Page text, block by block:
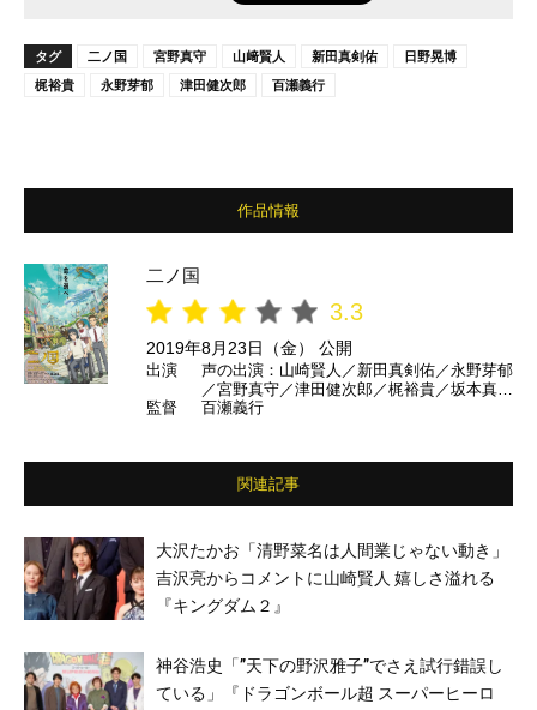
タグ 二ノ国 宮野真守 山﨑賢人 新田真剣佑
日野晃博
梶裕貴
永野芽郁 津田健次郎 百瀬義行
作品情報
二ノ国
3.3
2019年8月23日（金） 公開
出演
声の出演：山崎賢人／新田真剣佑／永野芽郁
／宮野真守／津田健次郎／梶裕貴／坂本真綾
／山寺宏一 ほか
監督 百瀬義行
関連記事
大沢たかお「清野菜名は人間業じゃない動き」
吉沢亮からコメントに山崎賢人 嬉しさ溢れる
『キングダム２』
神谷浩史「”天下の野沢雅子”でさえ試行錯誤し
ている」『ドラゴンボール超 スーパーヒーロ